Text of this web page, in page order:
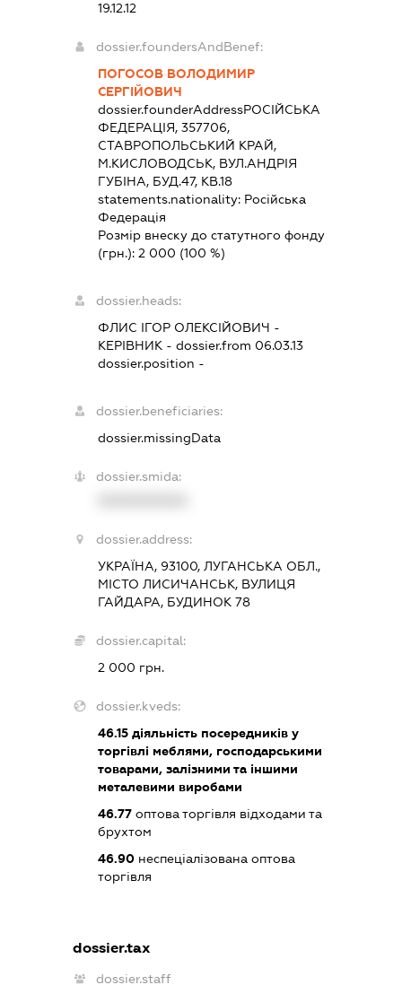
19.12.12
dossier.foundersAndBenef:
ПОГОСОВ ВОЛОДИМИР
СЕРГІЙОВИЧ
dossier.founderAddressРОСІЙСЬКА
ФЕДЕРАЦІЯ, 357706,
СТАВРОПОЛЬСЬКИЙ КРАЙ,
М.КИСЛОВОДСЬК, ВУЛ.АНДРІЯ
ГУБІНА, БУД.47, КВ.18
statements.nationality: Російська
Федерація
Розмір внеску до статутного фонду
(грн.): 2 000 (100 %)
dossier.heads:
ФЛИС ІГОР ОЛЕКСІЙОВИЧ -
КЕРІВНИК- dossier.from 06.03.13
dossier.position -
dossier.beneficiaries:
dossier.missingData
dossier.smida:
dossier.address:
УКРАЇНА, 93100, ЛУГАНСЬКА ОБЛ.,
МІСТО ЛИСИЧАНСЬК, ВУЛИЦЯ
ГАЙДАРА, БУДИНОК 78
dossier.capital:
2 000 грн.
dossier.kveds:
46.15діяльність посередників у
торгівлі меблями, господарськими
товарами, залізними та іншими
металевими виробами
46.77оптова торгівля відходами та
брухтом
46.90неспеціалізована оптова
торгівля
dossier.tax
dossier.staff